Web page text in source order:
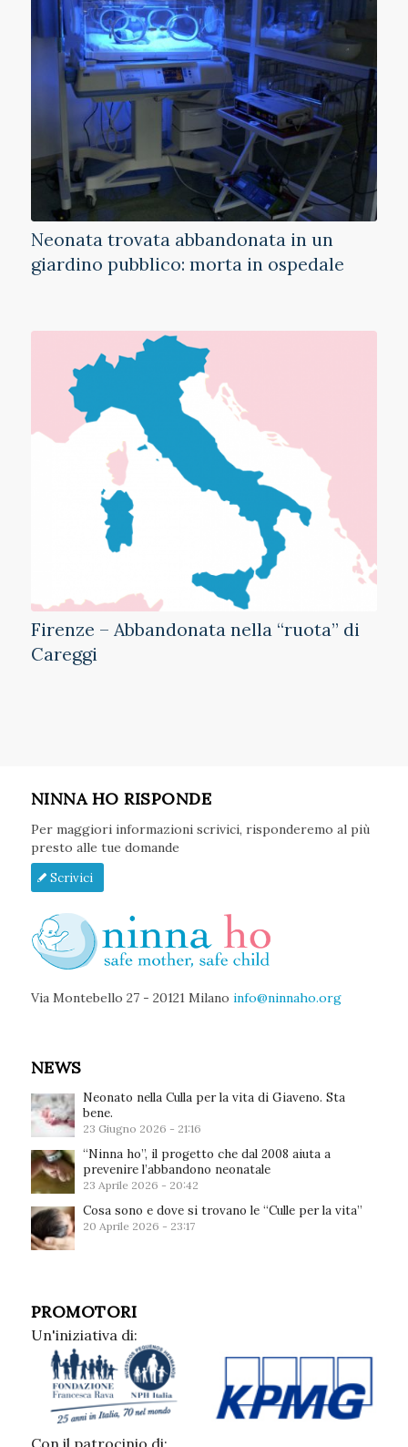
Neonata trovata abbandonata in un
giardino pubblico: morta in ospedale
Firenze – Abbandonata nella “ruota” di
Careggi
NINNA HO RISPONDE
Per maggiori informazioni scrivici, risponderemo al più
presto alle tue domande
Scrivici
Via Montebello 27 - 20121 Milano info@ninnaho.org
NEWS
Neonato nella Culla per la vita di Giaveno. Sta
bene.
23 Giugno 2026 - 21:16
“Ninna ho”, il progetto che dal 2008 aiuta a
prevenire l’abbandono neonatale
23 Aprile 2026 - 20:42
Cosa sono e dove si trovano le “Culle per la vita”
20 Aprile 2026 - 23:17
PROMOTORI
Un'iniziativa di: